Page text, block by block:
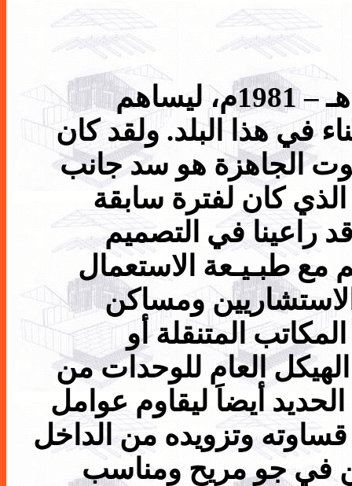
تأسس هذا المصنع في العام 1401هـ – 1981م، ليساهم
في هذا البلد. ولقد كان
الجاهزة هو سد جانب
كان لفترة سابقة
راعينا في التصميم
مع طبـيـعة الاستعمال
ومساكن
المتنقلة أو
الهيكل العام للوحدات من
أيضاَ ليقاوم عوامل
وتزويده من الداخل
في جو مريح ومناسب